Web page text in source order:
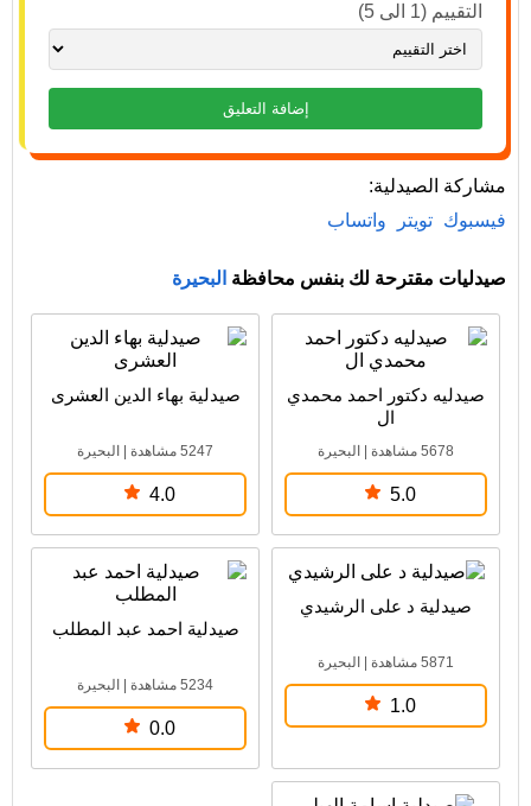
التقييم (1 الى 5)
مشاركة الصيدلية:
فيسبوك تويتر واتساب
صيدليات مقترحة لك بنفس محافظة البحيرة
صيدليه دكتور احمد محمدي
ال
5678 مشاهدة البحيرة
5.0
صيدلية بهاء الدين العشرى
5247 مشاهدة البحيرة
4.0
صيدلية د على الرشيدي
5871 مشاهدة البحيرة
1.0
صيدلية احمد عبد المطلب
5234 مشاهدة البحيرة
0.0